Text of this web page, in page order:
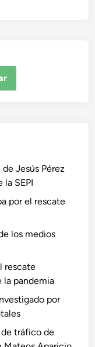
Jesús Pérez
SEPI
por el rescate
los medios
rescate
la pandemia
por
tráfico de